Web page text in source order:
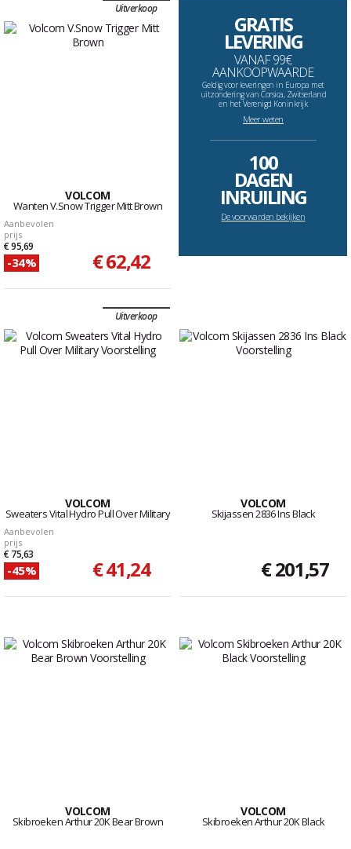
Uitverkoop
VOLCOM
Wanten V.Snow Trigger Mitt Brown
Aanbevolen
prijs
€ 95,69
-34% € 62,42
GRATIS
LEVERING
VANAF 99€
AANKOOPWAARDE
Geldig voor leveringen in Europa met
uitzondering van Corsica, Zwitserland
en het Verenigd Koninkrijk
Meer weten
--------------------------------------------------------------------
100
DAGEN
INRUILING
De voorwarden bekijken
Uitverkoop
VOLCOM
Sweaters Vital Hydro Pull Over Military
Aanbevolen
prijs
€ 75,63
-45% € 41,24
VOLCOM
Skijassen 2836 Ins Black
€ 201,57
VOLCOM
Skibroeken Arthur 20K Bear Brown
VOLCOM
Skibroeken Arthur 20K Black